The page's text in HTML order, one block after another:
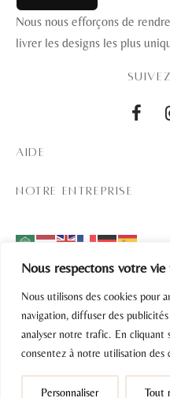
Nous respectons votre vie
Nous utilisons des cookies pour
navigation, diffuser des
analyser notre trafic. En cliquant
consentez à notre utilisation des
Personnaliser Tout
Nous nous efforçons de
livrer les designs les plus
AIDE
NOTRE ENTREPRISE
Politique